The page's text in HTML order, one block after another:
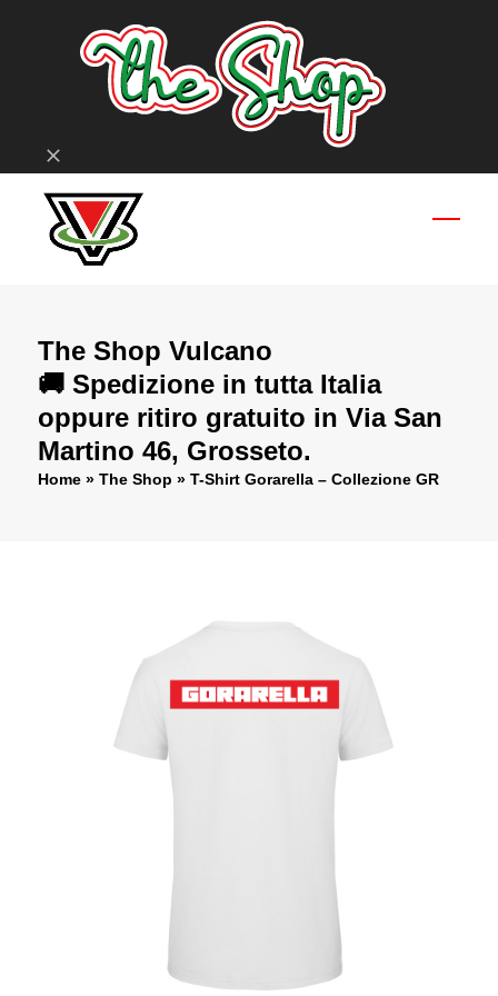
Ignora
The Shop Vulcano
🚚 Spedizione in tutta Italia
oppure ritiro gratuito in Via San
Martino 46, Grosseto.
Home» The Shop » T-Shirt Gorarella – Collezione GR